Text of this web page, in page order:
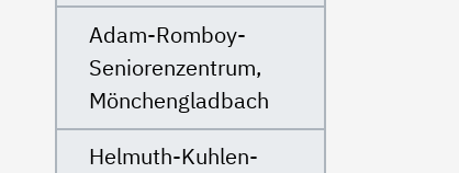
Adam-Romboy-
Seniorenzentrum,
Mönchengladbach
Helmuth-Kuhlen-